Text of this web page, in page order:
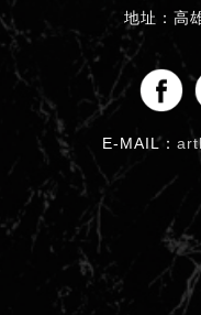
地址：高
E-MAIL：